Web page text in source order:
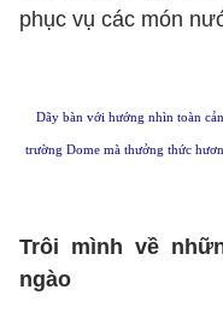
phục vụ các món
Dãy bàn với hướng nhìn toàn
trường Dome mà thưởng thức
Trôi mình về
ngào